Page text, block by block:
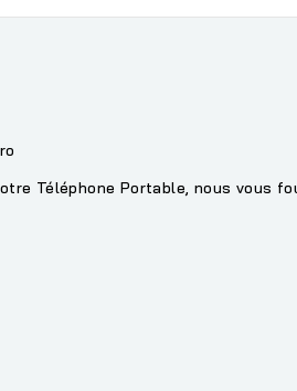
Téléphone Portable, nous vous